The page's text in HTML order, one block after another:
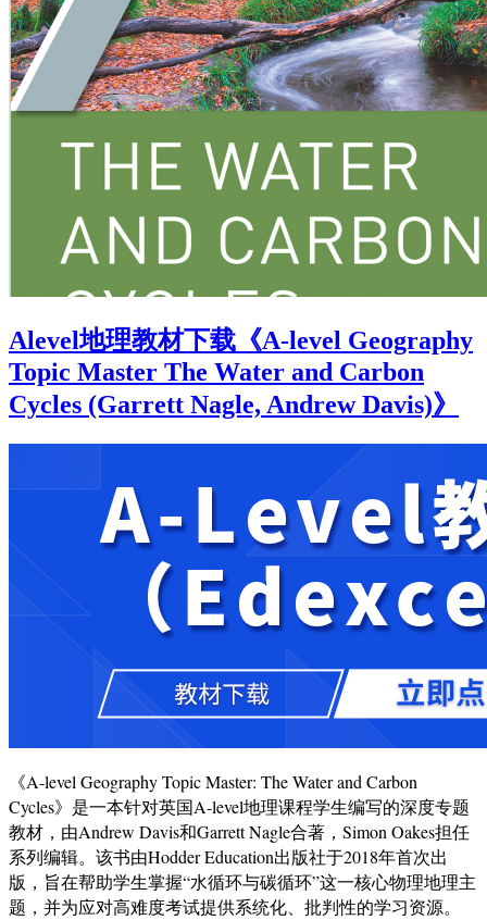
Alevel地理教材下载《A-level Geography
Topic Master The Water and Carbon
Cycles (Garrett Nagle, Andrew Davis)》
《A-level Geography Topic Master: The Water and Carbon
Cycles》是一本针对英国A-level地理课程学生编写的深度专题
教材，由Andrew Davis和Garrett Nagle合著，Simon Oakes担任
系列编辑。该书由Hodder Education出版社于2018年首次出
版，旨在帮助学生掌握“水循环与碳循环”这一核心物理地理主
题，并为应对高难度考试提供系统化、批判性的学习资源。